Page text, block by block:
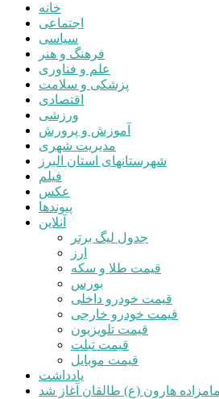
خانه
اجتماعی
سیاسی
فرهنگ و هنر
علم و فناوری
پزشکی و سلامت
اقتصادی
ورزشی
آموزش و پرورش
مدیریت شهری
شهرستانهای استان البرز
فیلم
عکس
پیوندها
آنلاین
جدول لیگ برتر
ارز
قیمت طلا و سکه
بورس
قیمت خودرو داخلی
قیمت خودرو خارجی
قیمت تلویزیون
قیمت تبلت
قیمت موبایل
یادداشت
هارون (ع) طالقان آغاز شد